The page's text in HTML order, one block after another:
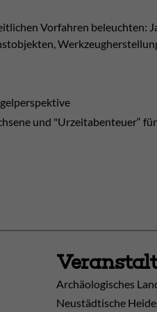
Vorfahren beleuchten:
und "Urzeitabenteuer“
Archäologisches
Neustädtische